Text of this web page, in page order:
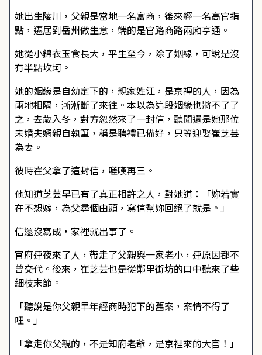
她出生陵川，父親是當地一名富商，後來經一名高官指
點，遷居到岳州做生意，端的是官路商路兩廂亨通。
她從小錦衣玉食長大，平生至今，除了姻緣，可說是沒
有半點坎坷。
她的姻緣是自幼定下的，親家姓江，是京裡的人，因為
兩地相隔，漸漸斷了來往。本以為這段姻緣也將不了了
之，去歲入冬，對方忽然來了一封信，聽聞還是她那位
未婚夫婿親自執筆，稱是聘禮已備好，只等迎娶崔芝芸
為妻。
彼時崔父拿了這封信，嗟嘆再三。
他知道芝芸早已有了真正相許之人，對她道：「妳若實
在不想嫁，為父尋個由頭，寫信幫妳回絕了就是。」
信還沒寫成，家裡就出事了。
官府連夜來了人，帶走了父親與一家老小，連原因都不
曾交代。後來，崔芝芸也是從鄰里街坊的口中聽來了些
細枝末節。
「聽說是你父親早年經商時犯下的舊案，案情不得了
哩。」
「拿走你父親的，不是知府老爺，是京裡來的大官！」